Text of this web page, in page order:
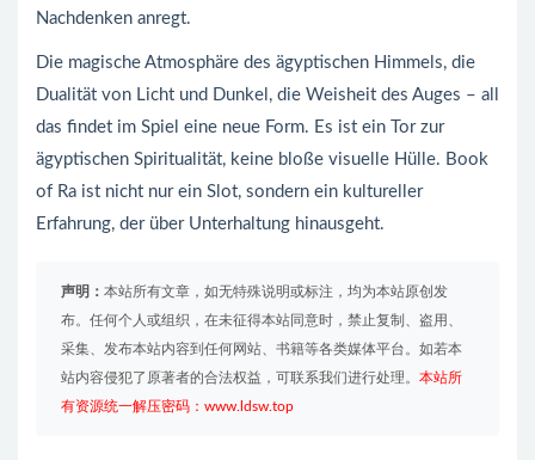
Nachdenken anregt.
Die magische Atmosphäre des ägyptischen Himmels, die
Dualität von Licht und Dunkel, die Weisheit des Auges – all
das findet im Spiel eine neue Form. Es ist ein Tor zur
ägyptischen Spiritualität, keine bloße visuelle Hülle. Book
of Ra ist nicht nur ein Slot, sondern ein kultureller
Erfahrung, der über Unterhaltung hinausgeht.
声明： 本站所有文章，如无特殊说明或标注，均为本站原创发
布。任何个人或组织，在未征得本站同意时，禁止复制、盗用、
采集、发布本站内容到任何网站、书籍等各类媒体平台。如若本
站内容侵犯了原著者的合法权益，可联系我们进行处理。 本站所
有资源统一解压密码：www.ldsw.top